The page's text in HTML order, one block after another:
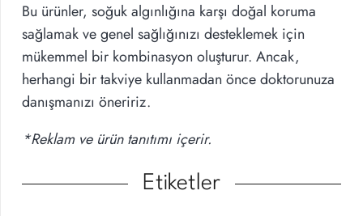
Bu ürünler, soğuk algınlığına karşı doğal koruma
sağlamak ve genel sağlığınızı desteklemek için
mükemmel bir kombinasyon oluşturur. Ancak,
herhangi bir takviye kullanmadan önce doktorunuza
danışmanızı öneririz.
*Reklam ve ürün tanıtımı içerir.
Etiketler